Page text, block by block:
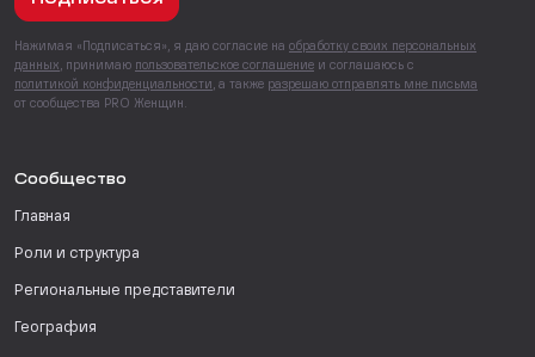
Нажимая «Подписаться», я даю согласие на обработку своих персональных
данных , принимаю пользовательское соглашение и соглашаюсь с
политикой конфиденциальности , а также разрешаю отправлять мне письма
от сообщества PRO Женщин.
Сообщество
Главная
Роли и структура
Региональные представители
География